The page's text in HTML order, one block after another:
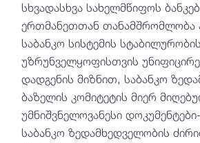
სხვადასხვა სახელმწიფოს
ერთმანეთთან თანამშრომლობა
საბანკო სისტემის სტაბილურობის
უზრუნველყოფისთვის
დადგენის მიზნით, საბანკო
ბაზელის კომიტეტის მიერ
უმნიშვნელოვანესი
საბანკო ზედამხედველობის